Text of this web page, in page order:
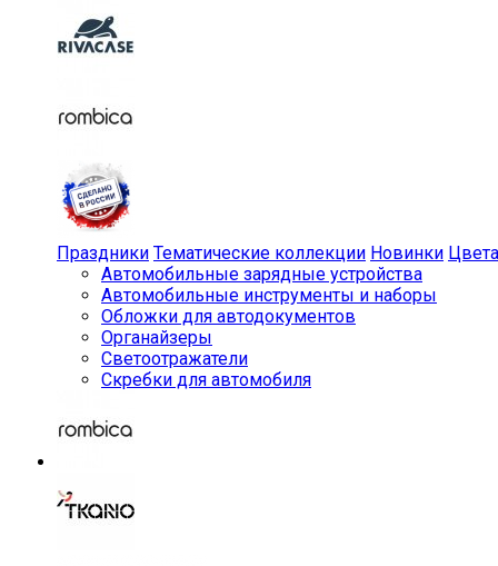
Праздники Тематические коллекции Новинки Цвета
Автомобильные зарядные устройства
Автомобильные инструменты и наборы
Обложки для автодокументов
Органайзеры
Светоотражатели
Скребки для автомобиля